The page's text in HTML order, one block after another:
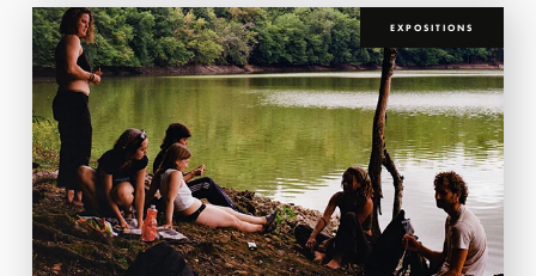
EXPOSITIONS